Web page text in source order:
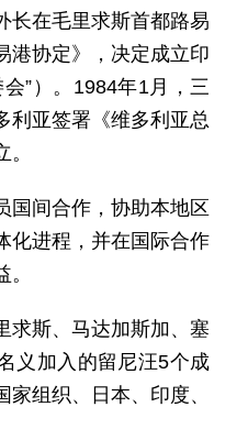
长在毛里求斯首都路易
港协定》，决定成立印
”）。1984年1月，三
利亚签署《维多利亚总
国间合作，协助本地区
化进程，并在国际合作
求斯、马达加斯加、塞
义加入的留尼汪5个成
组织、日本、印度、